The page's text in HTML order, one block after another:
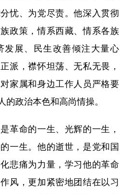
忧、为党尽责。他深入贯彻
政策，情系西藏、情系各族
发展、民生改善倾注大量心
派，襟怀坦荡、无私无畏，
家属和身边工作人员严格要
的政治本色和高尚情操。
命的一生、光辉的一生，
一生。他的逝世，是党和国
悲痛为力量，学习他的革命
风，更加紧密地团结在以习